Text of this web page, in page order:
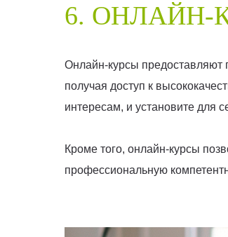
6. ОНЛАЙН-
Онлайн-курсы предоставляют
получая доступ к
интересам, и установите для
Кроме того, онлайн-курсы
профессиональную